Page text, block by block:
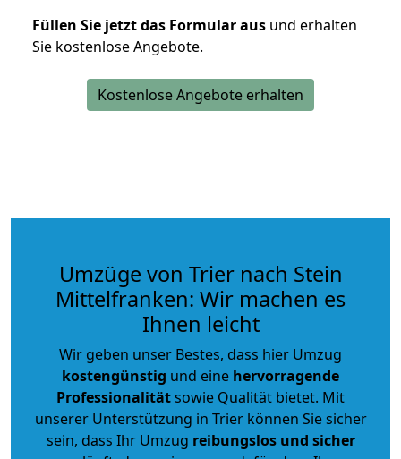
Füllen Sie jetzt das Formular aus und erhalten
Sie kostenlose Angebote.
Kostenlose Angebote erhalten
Umzüge von Trier nach Stein
Mittelfranken: Wir machen es
Ihnen leicht
Wir geben unser Bestes, dass hier Umzug
kostengünstig und eine hervorragende
Professionalitätsowie Qualität bietet. Mit
unserer Unterstützung in Trier können Sie sicher
sein, dass Ihr Umzug reibungslos und sicher